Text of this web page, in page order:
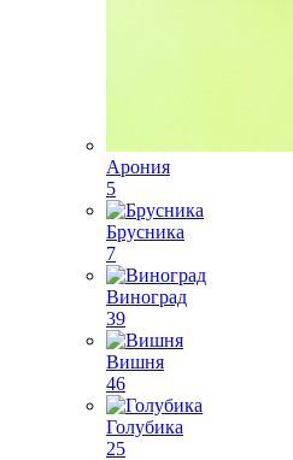
Арония
5
Брусника
7
Виноград
39
Вишня
46
Голубика
25